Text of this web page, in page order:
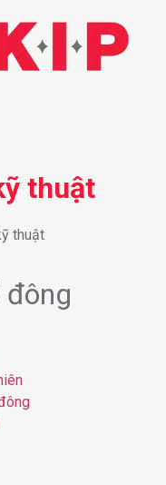
thuật
thuật
đông